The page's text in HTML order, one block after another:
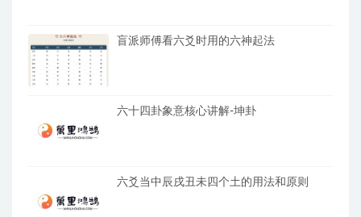
盲派师傅看六爻时用的六神起法
六十四卦象意核心讲解-坤卦
六爻当中辰戌丑未四个土的用法和原则